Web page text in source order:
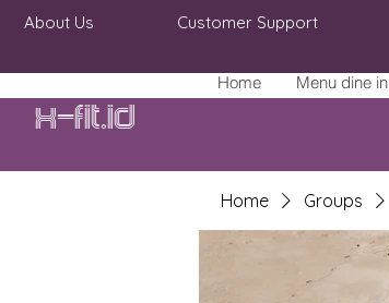
Home Menu dine in
About Us
Customer Support
X-fit.id
Home Groups